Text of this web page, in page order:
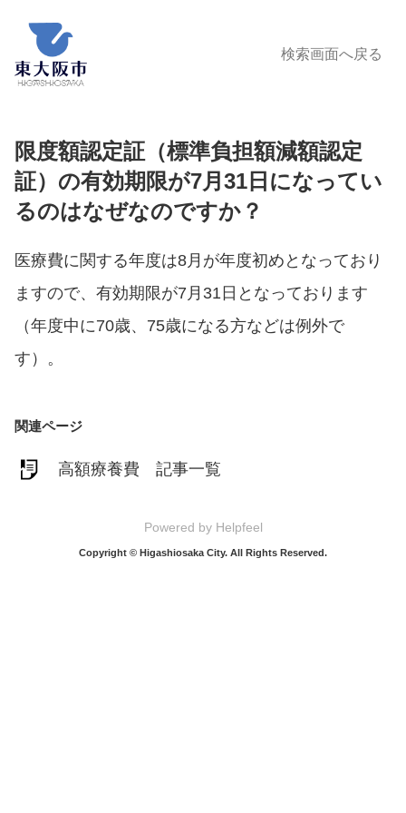
検索画面へ戻る
限度額認定証（標準負担額減額認定
証）の有効期限が7月31日になってい
るのはなぜなのですか？
医療費に関する年度は8月が年度初めとなっており
ますので、有効期限が7月31日となっております
（年度中に70歳、75歳になる方などは例外で
す）。
関連ページ
高額療養費 記事一覧
Powered by Helpfeel
Copyright © Higashiosaka City. All Rights Reserved.